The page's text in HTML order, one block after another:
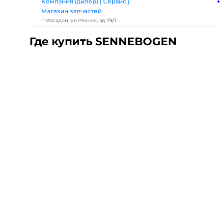
Магазин запчастей
г Магадан, ул Речная, зд 79/1
Где купить SENNEBOGEN